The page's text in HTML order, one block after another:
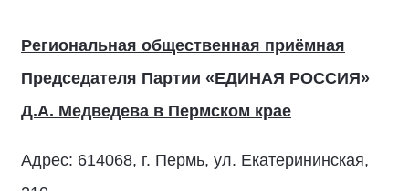
Региональная общественная приёмная
Председателя Партии «ЕДИНАЯ РОССИЯ»
Д.А. Медведева в Пермском крае
Адрес: 614068, г. Пермь, ул. Екатерининская,